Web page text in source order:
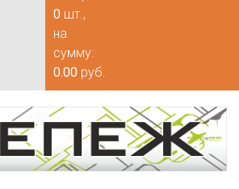
0 шт.,
на
сумму:
0.00 руб.